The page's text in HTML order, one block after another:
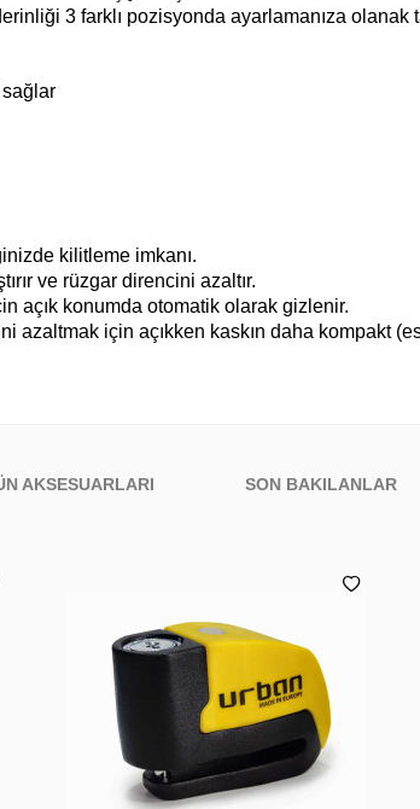
3 farklı pozisyonda ayarlamanıza olanak
kilitleme imkanı.
ve rüzgar direncini azaltır.
açık konumda otomatik olarak gizlenir.
için açıkken kaskın daha kompakt
AKSESUARLARI SON BAKILANLAR